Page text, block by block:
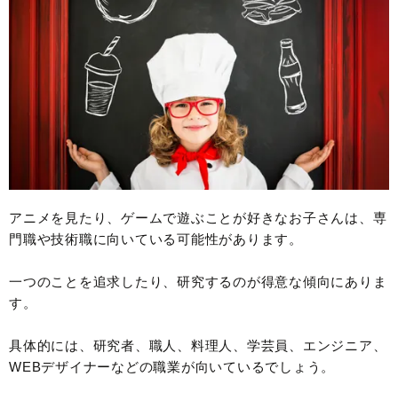
アニメを見たり、ゲームで遊ぶことが好きなお子さんは、専
門職や技術職に向いている可能性があります。
一つのことを追求したり、研究するのが得意な傾向にありま
す。
具体的には、研究者、職人、料理人、学芸員、エンジニア、
WEBデザイナーなどの職業が向いているでしょう。